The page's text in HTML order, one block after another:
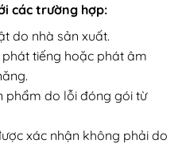
các trường hợp:
do nhà sản xuất.
tiếng hoặc phát âm
phẩm do lỗi đóng gói từ
xác nhận không phải do